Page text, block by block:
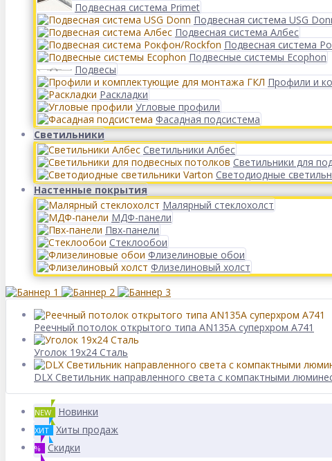
Подвесная система Primet
Подвесная система USG
Подвесная система Албес
Подвесная система
Подвесные системы Ecophon
Подвесы
Профили и
Раскладки
Угловые профили
Фасадная подсистема
Светильники
Светильники Албес
Светильники для
Светодиодные
Настенные покрытия
Малярный стеклохолст
МДФ-панели
Пвх-панели
Стеклообои
Флизелиновые обои
Флизелиновый холст
Реечный потолок открытого типа AN135A суперхром А741
Уголок 19х24 Сталь
DLX Светильник направленного света c компактными
NEW Новинки
ХИТ Хиты продаж
% Скидки